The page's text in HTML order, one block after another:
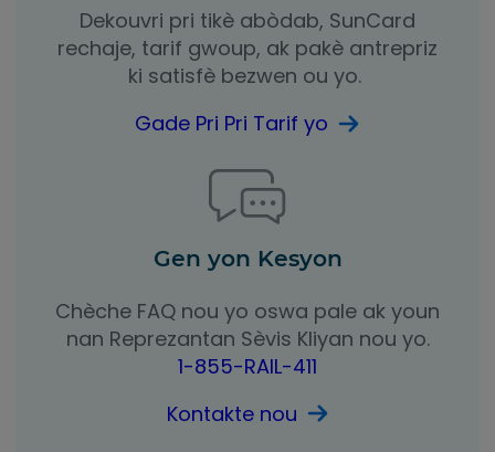
Dekouvri pri tikè abòdab, SunCard
rechaje, tarif gwoup, ak pakè antrepriz
ki satisfè bezwen ou yo.
Gade Pri Pri Tarif yo
Gen yon Kesyon
Chèche FAQ nou yo oswa pale ak youn
nan Reprezantan Sèvis Kliyan nou yo.
1-855-RAIL-411
Kontakte nou